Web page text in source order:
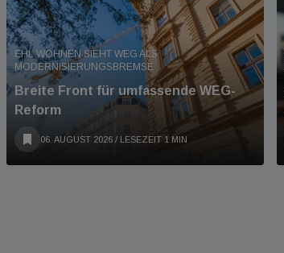
EHL WOHNEN SIEHT WEG ALS
MODERNISIERUNGSBREMSE
Breite Front für umfassende WEG-
Reform
06. AUGUST 2026 / LESEZEIT 1 MIN